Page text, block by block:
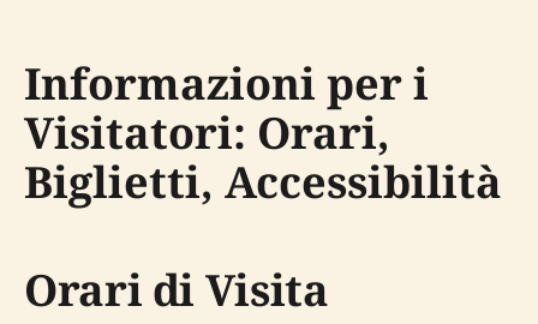
Informazioni per i
Visitatori: Orari,
Biglietti, Accessibilità
Orari di Visita